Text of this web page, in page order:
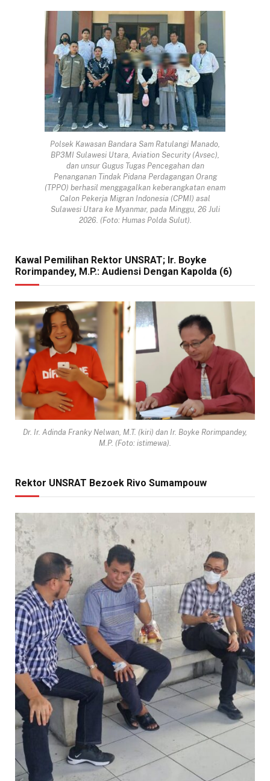
Polsek Kawasan Bandara Sam Ratulangi Manado,
BP3MI Sulawesi Utara, Aviation Security (Avsec),
dan unsur Gugus Tugas Pencegahan dan
Penanganan Tindak Pidana Perdagangan Orang
(TPPO) berhasil menggagalkan keberangkatan enam
Calon Pekerja Migran Indonesia (CPMI) asal
Sulawesi Utara ke Myanmar, pada Minggu, 26 Juli
2026. (Foto: Humas Polda Sulut).
Kawal Pemilihan Rektor UNSRAT; Ir. Boyke
Rorimpandey, M.P.: Audiensi Dengan Kapolda (6)
Dr. Ir. Adinda Franky Nelwan, M.T. (kiri) dan Ir. Boyke Rorimpandey,
M.P. (Foto: istimewa).
Rektor UNSRAT Bezoek Rivo Sumampouw